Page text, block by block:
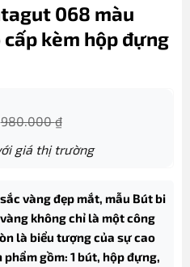
068 màu
kèm hộp đựng
980.000₫
giá thị trường
vàng đẹp mắt, mẫu Bút bi
không chỉ là một công
là biểu tượng của sự cao
gồm: 1 bút, hộp đựng,